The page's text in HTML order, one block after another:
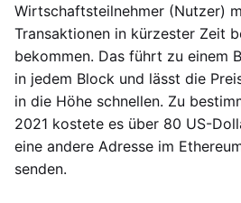
Wirtschaftsteilnehmer (Nutzer)
Transaktionen in kürzester Zeit
bekommen. Das führt zu einem
in jedem Block und lässt die
in die Höhe schnellen. Zu
2021 kostete es über 80 US-
eine andere Adresse im
senden.